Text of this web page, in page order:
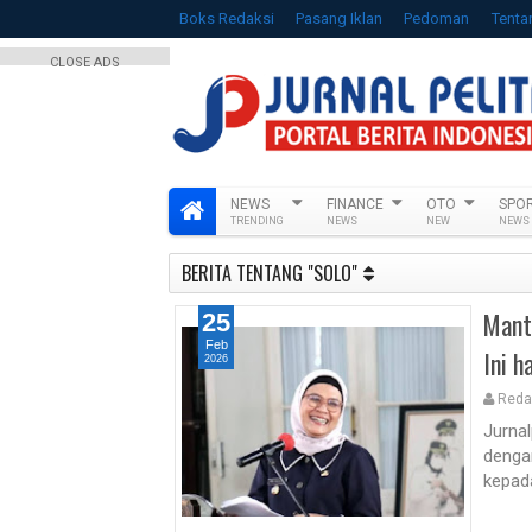
Boks Redaksi Pasang Iklan Pedoman
NEWS
TRENDING
FINANCE
NEWS
OTO
NEW NEWS
BERITA TENTANG "SOLO"
CLOSE ADS
Ini
25
Feb
2026